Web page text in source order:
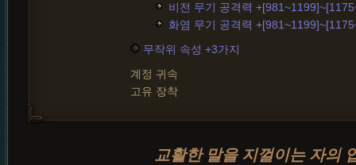
비전 무기 공격력
화염 무기 공격력
무작위 속성 +3가지
계정 귀속
고유 장착
교활한 말을 지껄이는 자의